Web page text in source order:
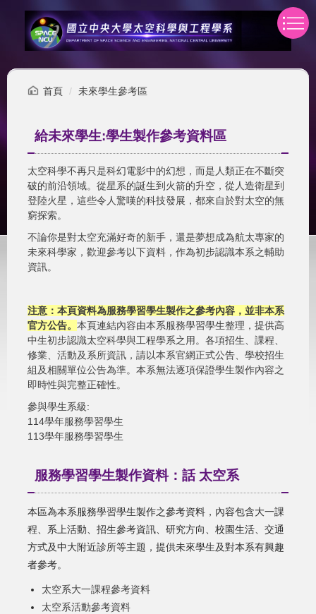
內
首頁 未來學生參考區
給未來學生:學生製作參考資料區
太空科學不再只是科幻電影中的幻想，而是人類正在不斷突
破的前沿領域。從星系的誕生到火箭的升空，從人造衛星到
登陸火星，這些令人驚嘆的科技發展，都來自於對太空的無
窮探索。
不論你是對太空充滿好奇的新手，還是夢想成為航太專家的
未來科學家，歡迎參考以下資料，作為初步認識本系之輔助
資訊。
注意： 本頁資料為服務學習學生製作之參考內容，並非本系
官方公告。 本頁連結內容由本系服務學習學生整理，提供高
中生初步認識太空科學與工程學系之用。各項招生、課程、
修業、活動及系所資訊，請以本系官網正式公告、學校招生
組及相關單位公告為準。本系無法逐項保證學生製作內容之
即時性與完整正確性。
參與學生系級:
114學年服務學習學生
113學年服務學習學生
服務學習學生製作資料：話 太空系
本區為本系服務學習學生製作之參考資料，內容包含大一課
程、系上活動、招生參考資訊、研究方向、校園生活、交通
方式及中大附近診所等主題，提供未來學生及對本系有興趣
者參考。
太空系大一課程參考資料
太空系活動參考資料